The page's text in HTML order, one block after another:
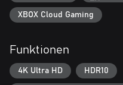
Dein Park, dein Reich:
Stelle dich dem tiefgründigen,
Sandbox-Modus deinen
kreativen Möglichkeiten.
XBOX Cloud Gaming
Funktionen
4K Ultra HD HDR10